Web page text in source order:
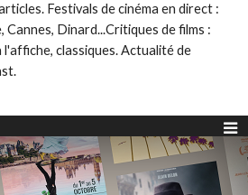
Festivals de cinéma en direct :
Cannes, Dinard...Critiques de films :
classiques. Actualité de